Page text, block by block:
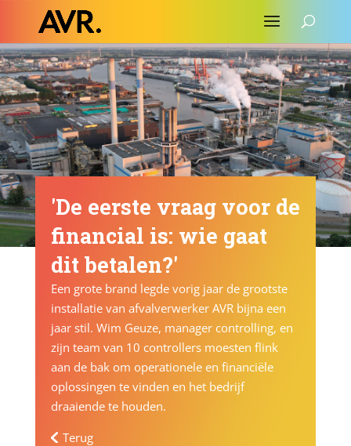
'De eerste vraag voor de
financial is: wie gaat
dit betalen?'
Een grote brand legde vorig jaar de grootste
installatie van afvalverwerker AVR bijna een
jaar stil. Wim Geuze, manager controlling, en
zijn team van 10 controllers moesten flink
aan de bak om operationele en financiële
oplossingen te vinden en het bedrijf
draaiende te houden.
Terug